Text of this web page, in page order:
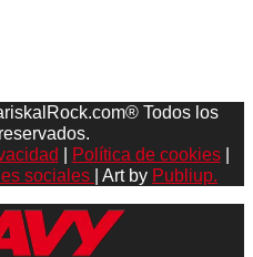
Todos los
Política de cookies|
sociales
| Art by Publiup.